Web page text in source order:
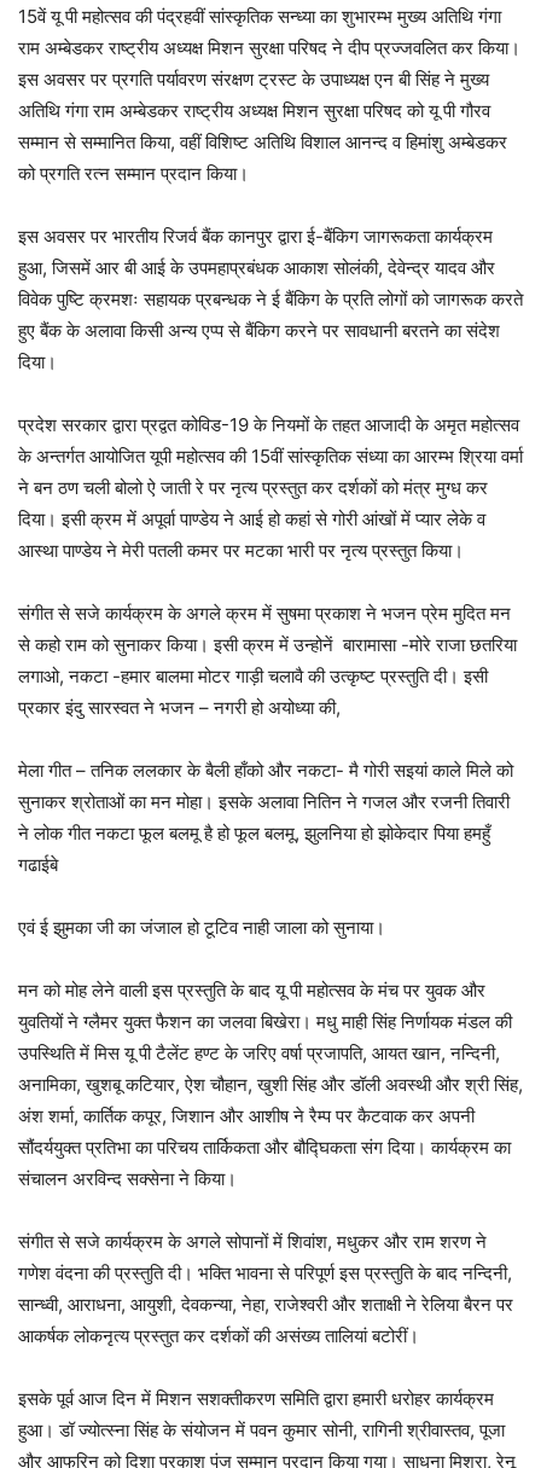
15वें यू पी महोत्सव की पंद्रहवीं सांस्कृतिक सन्ध्या का शुभारम्भ मुख्य अतिथि गंगा
राम अम्बेडकर राष्ट्रीय अध्यक्ष मिशन सुरक्षा परिषद ने दीप प्रज्जवलित कर किया।
इस अवसर पर प्रगति पर्यावरण संरक्षण ट्रस्ट के उपाध्यक्ष एन बी सिंह ने मुख्य
अतिथि गंगा राम अम्बेडकर राष्ट्रीय अध्यक्ष मिशन सुरक्षा परिषद को यू पी गौरव
सम्मान से सम्मानित किया, वहीं विशिष्ट अतिथि विशाल आनन्द व हिमांशु अम्बेडकर
को प्रगति रत्न सम्मान प्रदान किया।
इस अवसर पर भारतीय रिजर्व बैंक कानपुर द्वारा ई-बैंकिग जागरूकता कार्यक्रम
हुआ, जिसमें आर बी आई के उपमहाप्रबंधक आकाश सोलंकी, देवेन्द्र यादव और
विवेक पुष्टि क्रमशः सहायक प्रबन्धक ने ई बैंकिग के प्रति लोगों को जागरूक करते
हुए बैंक के अलावा किसी अन्य एप्प से बैंकिग करने पर सावधानी बरतने का संदेश
दिया।
प्रदेश सरकार द्वारा प्रद्वत कोविड-19 के नियमों के तहत आजादी के अमृत महोत्सव
के अन्तर्गत आयोजित यूपी महोत्सव की 15वीं सांस्कृतिक संध्या का आरम्भ श्रिया वर्मा
ने बन ठण चली बोलो ऐ जाती रे पर नृत्य प्रस्तुत कर दर्शकों को मंत्र मुग्ध कर
दिया। इसी क्रम में अपूर्वा पाण्डेय ने आई हो कहां से गोरी आंखों में प्यार लेके व
आस्था पाण्डेय ने मेरी पतली कमर पर मटका भारी पर नृत्य प्रस्तुत किया।
संगीत से सजे कार्यक्रम के अगले क्रम में सुषमा प्रकाश ने भजन प्रेम मुदित मन
से कहो राम को सुनाकर किया। इसी क्रम में उन्होनें बारामासा -मोरे राजा छतरिया
लगाओ, नकटा -हमार बालमा मोटर गाड़ी चलावै की उत्कृष्ट प्रस्तुति दी। इसी
प्रकार इंदु सारस्वत ने भजन – नगरी हो अयोध्या की,
मेला गीत – तनिक ललकार के बैली हाँको और नकटा- मै गोरी सइयां काले मिले को
सुनाकर श्रोताओं का मन मोहा। इसके अलावा नितिन ने गजल और रजनी तिवारी
ने लोक गीत नकटा फूल बलमू है हो फूल बलमू, झुलनिया हो झोकेदार पिया हमहुँ
गढाईबे
एवं ई झुमका जी का जंजाल हो टूटिव नाही जाला को सुनाया।
मन को मोह लेने वाली इस प्रस्तुति के बाद यू पी महोत्सव के मंच पर युवक और
युवतियों ने ग्लैमर युक्त फैशन का जलवा बिखेरा। मधु माही सिंह निर्णायक मंडल की
उपस्थिति में मिस यू पी टैलेंट हण्ट के जरिए वर्षा प्रजापति, आयत खान, नन्दिनी,
अनामिका, खुशबू कटियार, ऐश चौहान, खुशी सिंह और डॉली अवस्थी और श्री सिंह,
अंश शर्मा, कार्तिक कपूर, जिशान और आशीष ने रैम्प पर कैटवाक कर अपनी
सौंदर्ययुक्त प्रतिभा का परिचय तार्किकता और बौद्घिकता संग दिया। कार्यक्रम का
संचालन अरविन्द सक्सेना ने किया।
संगीत से सजे कार्यक्रम के अगले सोपानों में शिवांश, मधुकर और राम शरण ने
गणेश वंदना की प्रस्तुति दी। भक्ति भावना से परिपूर्ण इस प्रस्तुति के बाद नन्दिनी,
सान्ध्वी, आराधना, आयुशी, देवकन्या, नेहा, राजेश्वरी और शताक्षी ने रेलिया बैरन पर
आकर्षक लोकनृत्य प्रस्तुत कर दर्शकों की असंख्य तालियां बटोरीं।
इसके पूर्व आज दिन में मिशन सशक्तीकरण समिति द्वारा हमारी धरोहर कार्यक्रम
हुआ। डॉ ज्योत्स्ना सिंह के संयोजन में पवन कुमार सोनी, रागिनी श्रीवास्तव, पूजा
और आफरिन को दिशा प्रकाश पुंज सम्मान प्रदान किया गया। साधना मिश्रा, रेनू